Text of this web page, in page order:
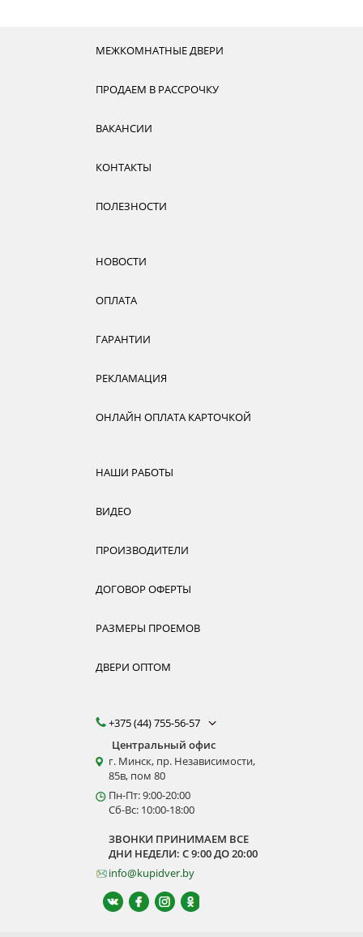
МЕЖКОМНАТНЫЕ ДВЕРИ
ПРОДАЕМ В РАССРОЧКУ
ВАКАНСИИ
КОНТАКТЫ
ПОЛЕЗНОСТИ
НОВОСТИ
ОПЛАТА
ГАРАНТИИ
РЕКЛАМАЦИЯ
ОНЛАЙН ОПЛАТА КАРТОЧКОЙ
НАШИ РАБОТЫ
ВИДЕО
ПРОИЗВОДИТЕЛИ
ДОГОВОР ОФЕРТЫ
РАЗМЕРЫ ПРОЕМОВ
ДВЕРИ ОПТОМ
+375 (44) 755-56-57
Центральный офис
г. Минск, пр. Независимости,
85в, пом 80
Пн-Пт: 9:00-20:00
Сб-Вс: 10:00-18:00
ЗВОНКИ ПРИНИМАЕМ ВСЕ
ДНИ НЕДЕЛИ: С 9:00 ДО 20:00
info@kupidver.by